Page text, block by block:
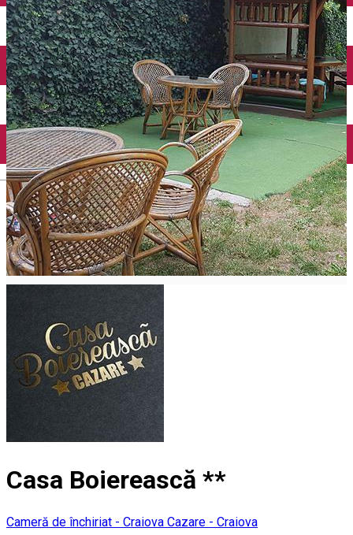
English
Închirieri auto
Închirieri biciclete
Taxi
Încărcare vehicule electrice
Casa Boierească **
Cameră de închiriat - Craiova Cazare - Craiova